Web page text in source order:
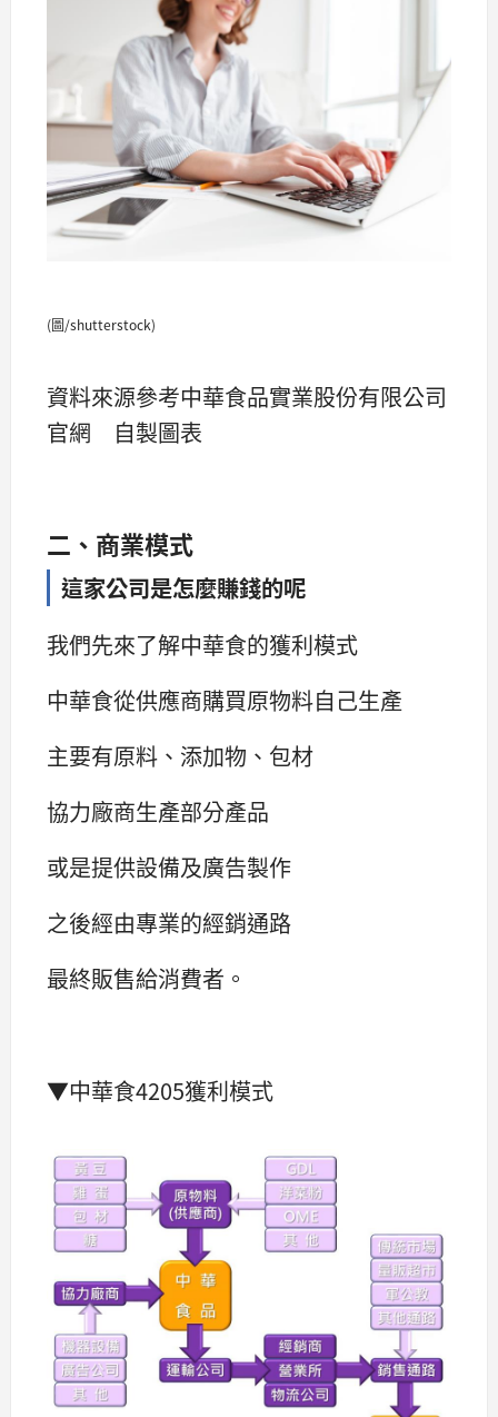
(圖/shutterstock)
資料來源參考中華食品實業股份有限公司
官網 自製圖表
二、商業模式
這家公司是怎麼賺錢的呢
我們先來了解中華食的獲利模式
中華食從供應商購買原物料自己生產
主要有原料、添加物、包材
協力廠商生產部分產品
或是提供設備及廣告製作
之後經由專業的經銷通路
最終販售給消費者。
▼中華食4205獲利模式